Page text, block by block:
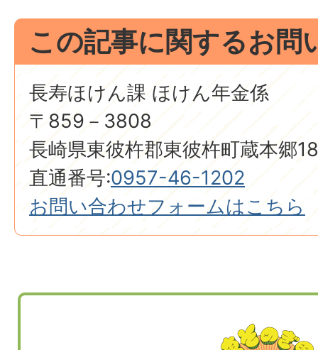
この記事に関するお問
長寿ほけん課 ほけん年金係
〒859－3808
長崎県東彼杵郡東彼杵町蔵本郷
直通番号:0957-46-1202
お問い合わせフォームはこちら